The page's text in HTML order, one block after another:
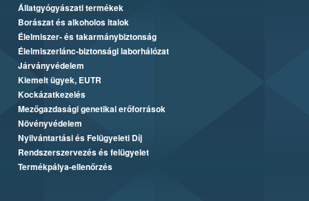
Állatgyógyászati termékek
Borászat és alkoholos italok
Élelmiszer- és takarmánybiztonság
Élelmiszerlánc-biztonsági laborhálózat
Járványvédelem
Kiemelt ügyek, EUTR
Kockázatkezelés
Mezőgazdasági genetikai erőforrások
Növényvédelem
Nyilvántartási és Felügyeleti Díj
Rendszerszervezés és felügyelet
Termékpálya-ellenőrzés